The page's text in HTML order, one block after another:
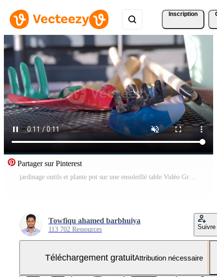
Inscription
Partager sur Pinterest
jardinage outils et plante pot sur une ensoleillé table Vidéo Gratuite
Towfiqu ahamed barbhuiya
113 702 Ressources Suivre
Téléchargement gratuitAttribution nécessaire